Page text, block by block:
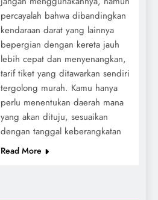
percayalah bahwa dibandingkan
kendaraan darat yang lainnya
bepergian dengan kereta jauh
lebih cepat dan menyenangkan,
tarif tiket yang ditawarkan sendiri
tergolong murah. Kamu hanya
perlu menentukan daerah mana
yang akan dituju, sesuaikan
dengan tanggal keberangkatan
Read More